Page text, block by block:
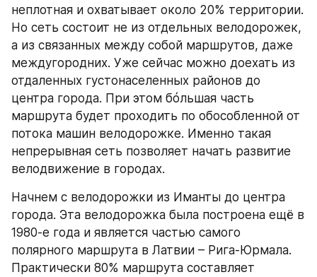
неплотная и охватывает около 20% территории.
Но сеть состоит не из отдельных велодорожек,
а из связанных между собой маршрутов, даже
междугородних. Уже сейчас можно доехать из
отдаленных густонаселенных районов до
центра города. При этом бóльшая часть
маршрута будет проходить по обособленной от
потока машин велодорожке. Именно такая
непрерывная сеть позволяет начать развитие
велодвижение в городах.
Начнем с велодорожки из Иманты до центра
города. Эта велодорожка была построена ещё в
1980-е года и является частью самого
полярного маршрута в Латвии – Рига-Юрмала.
Практически 80% маршрута составляет